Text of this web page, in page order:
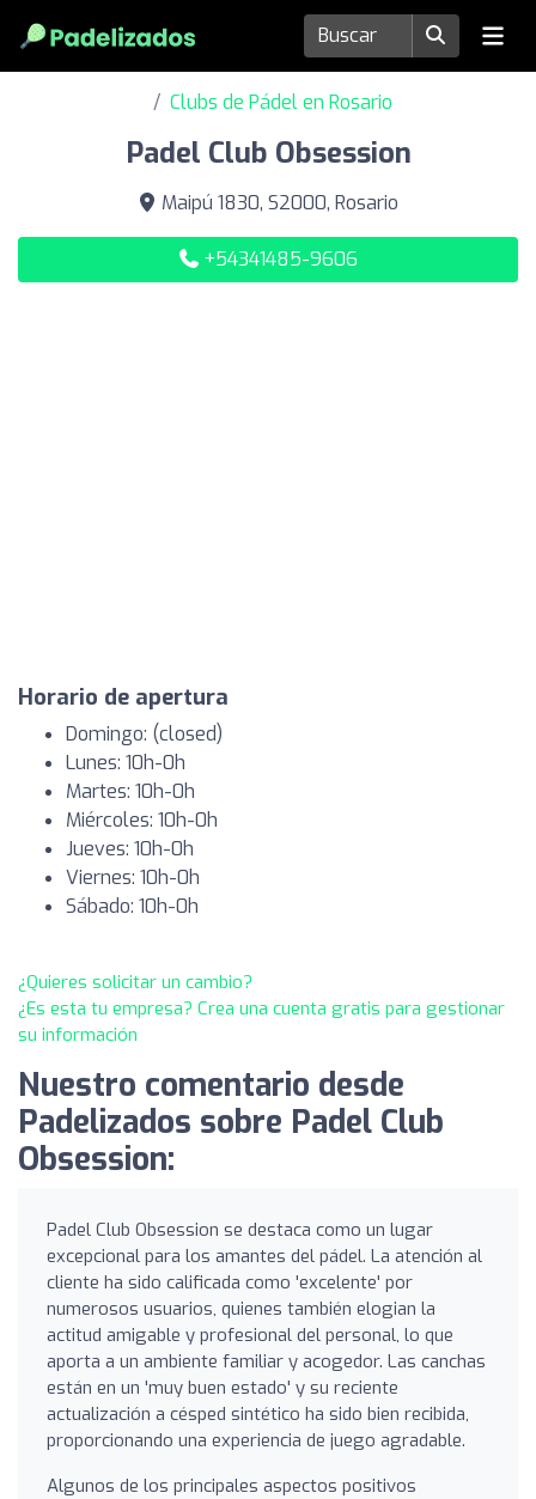
Clubs de Pádel en Rosario
Padel Club Obsession
Maipú 1830, S2000, Rosario
+54341485-9606
Horario de apertura
Domingo: (closed)
Lunes: 10h-0h
Martes: 10h-0h
Miércoles: 10h-0h
Jueves: 10h-0h
Viernes: 10h-0h
Sábado: 10h-0h
¿Quieres solicitar un cambio?
¿Es esta tu empresa? Crea una cuenta gratis para gestionar
su información
Nuestro comentario desde
Padelizados sobre Padel Club
Obsession:
Padel Club Obsession se destaca como un lugar
excepcional para los amantes del pádel. La atención al
cliente ha sido calificada como 'excelente' por
numerosos usuarios, quienes también elogian la
actitud amigable y profesional del personal, lo que
aporta a un ambiente familiar y acogedor. Las canchas
están en un 'muy buen estado' y su reciente
actualización a césped sintético ha sido bien recibida,
proporcionando una experiencia de juego agradable.
Algunos de los principales aspectos positivos